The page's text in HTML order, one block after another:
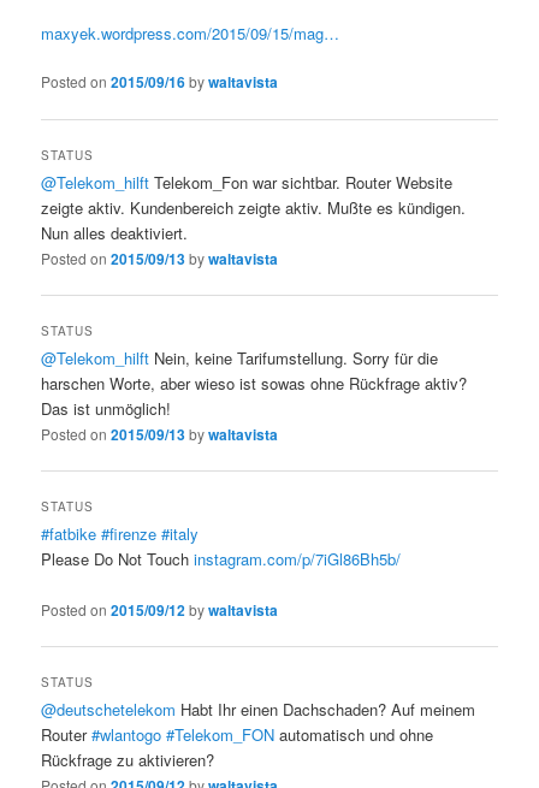
maxyek.wordpress.com/2015/09/15/mag…
Posted on2015/09/16bywaltavista
STATUS
@Telekom_hilft Telekom_Fon war sichtbar. Router Website
zeigte aktiv. Kundenbereich zeigte aktiv. Mußte es kündigen.
Nun alles deaktiviert.
Posted on2015/09/13bywaltavista
STATUS
@Telekom_hilft Nein, keine Tarifumstellung. Sorry für die
harschen Worte, aber wieso ist sowas ohne Rückfrage aktiv?
Das ist unmöglich!
Posted on2015/09/13bywaltavista
STATUS
#fatbike #firenze #italy
Please Do Not Touchinstagram.com/p/7iGl86Bh5b/
Posted on2015/09/12bywaltavista
STATUS
@deutschetelekom Habt Ihr einen Dachschaden? Auf meinem
Router#wlantogo #Telekom_FON automatisch und ohne
Rückfrage zu aktivieren?